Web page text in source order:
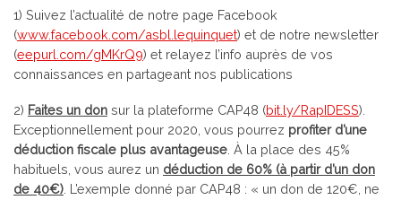
1) Suivez l’actualité de notre page Facebook
(www.facebook.com/asbl.lequinquet) et de notre newsletter
(eepurl.com/gMKrQ9) et relayez l’info auprès de vos
connaissances en partageant nos publications
2) Faites un don sur la plateforme CAP48 (bit.ly/RapIDESS).
Exceptionnellement pour 2020, vous pourrez profiter d’une
déduction fiscale plus avantageuse . À la place des 45%
habituels, vous aurez un déduction de 60% (à partir d’un don
de 40€) . L’exemple donné par CAP48 : « un don de 120€, ne